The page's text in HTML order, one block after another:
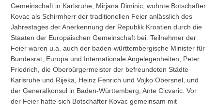
Gemeinschaft in Karlsruhe, Mirjana Diminic, wohnte Botschafter
Kovac als Schirmherr der traditionellen Feier anlässlich des
Jahrestages der Anerkennung der Republik Kroatien durch die
Staaten der Europäischen Gemeinschaft bei. Teilnehmer der
Feier waren u.a. auch der baden-württembergische Minister für
Bundesrat, Europa und Internationale Angelegenheiten, Peter
Friedrich, die Oberbürgermeister der befreundeten Städte
Karlsruhe und Rijeka, Heinz Fenrich und Vojko Obersnel, und
der Generalkonsul in Baden-Württemberg, Ante Cicvaric. Vor
der Feier hatte sich Botschafter Kovac gemeinsam mit